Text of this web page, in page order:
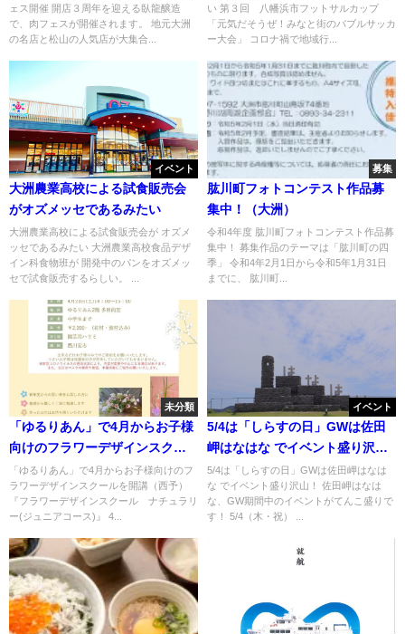
ェス開催 開店３周年を迎える臥龍醸造
で、肉フェスが開催されます。 地元大洲
の名店と松山の人気店が大集合...
い 第３回 八幡浜市フットサルカップ
「元気だそうぜ！みなと街のバブルサッカ
ー大会」 コロナ禍で地域行...
イベント
大洲農業高校による試食販売会
がオズメッセであるみたい
大洲農業高校による試食販売会が オズメ
ッセであるみたい 大洲農業高校食品デザ
イン科食物班が 開発中のパンをオズメッ
セで試食販売するらしい。 ...
募集
肱川町フォトコンテスト作品募
集中！（大洲）
令和4年度 肱川町フォトコンテスト作品募
集中！ 募集作品のテーマは「肱川町の四
季」 令和4年2月1日から令和5年1月31日
までに、 肱川町...
未分類
「ゆるりあん」で4月からお子様
向けのフラワーデザインスクー
ルを開講（西予）
「ゆるりあん」で4月からお子様向けのフ
ラワーデザインスクールを開講（西予）
『フラワーデザインスクール ナチュラリ
ー(ジュニアコース)』 4...
イベント
5/4は「しらすの日」GWは佐田
岬はなはな でイベント盛り沢
山！
5/4は「しらすの日」GWは佐田岬はなは
な でイベント盛り沢山！ 佐田岬はなは
な、GW期間中のイベントがてんこ盛りで
す！ 5/4（木・祝） ...